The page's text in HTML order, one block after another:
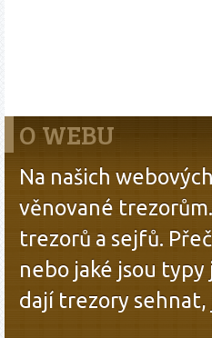
O WEBU
Na našich
věnované
trezorů a sejfů.
nebo jaké jsou typy
dají trezory sehnat,